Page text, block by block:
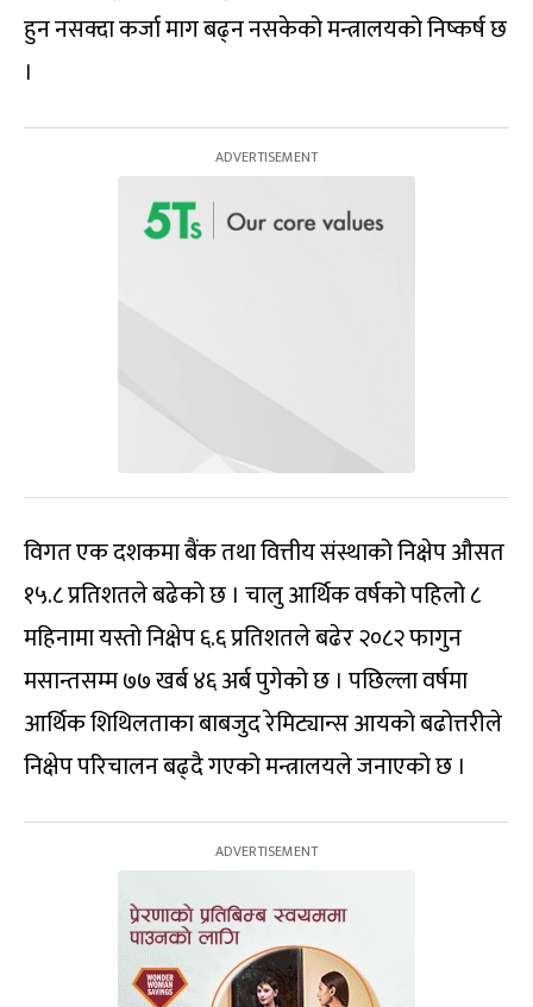
हुन नसक्दा कर्जा माग बढ्न नसकेको मन्त्रालयको निष्कर्ष छ
।
विगत एक दशकमा बैंक तथा वित्तीय संस्थाको निक्षेप औसत
१५.८ प्रतिशतले बढेको छ । चालु आर्थिक वर्षको पहिलो ८
महिनामा यस्तो निक्षेप ६.६ प्रतिशतले बढेर २०८२ फागुन
मसान्तसम्म ७७ खर्ब ४६ अर्ब पुगेको छ । पछिल्ला वर्षमा
आर्थिक शिथिलताका बाबजुद रेमिट्यान्स आयको बढोत्तरीले
निक्षेप परिचालन बढ्दै गएको मन्त्रालयले जनाएको छ ।